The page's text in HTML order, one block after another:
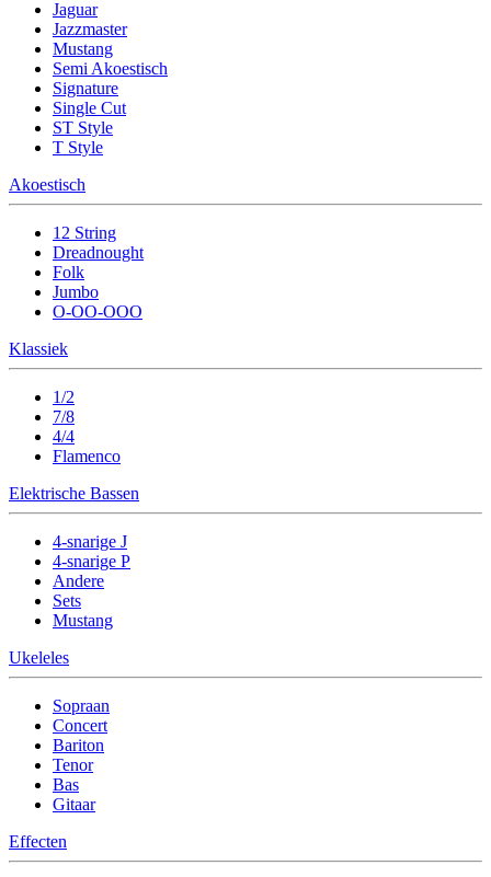
Jaguar
Jazzmaster
Mustang
Semi Akoestisch
Signature
Single Cut
ST Style
T Style
Akoestisch
12 String
Dreadnought
Folk
Jumbo
O-OO-OOO
Klassiek
1/2
7/8
4/4
Flamenco
Elektrische Bassen
4-snarige J
4-snarige P
Andere
Sets
Mustang
Ukeleles
Sopraan
Concert
Bariton
Tenor
Bas
Gitaar
Effecten